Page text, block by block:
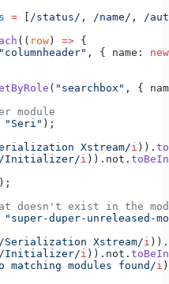
= /status / , /name / , /
(( row ) => {
"columnheader" , { name: new
( "searchbox" , {
module
"Seri" );
Xstream/i )).
/Initializer/i )).not.
doesn't exist in the
"super-duper-unreleased-
/Serialization Xstream/i
/Initializer/i )).not.
matching modules found /i